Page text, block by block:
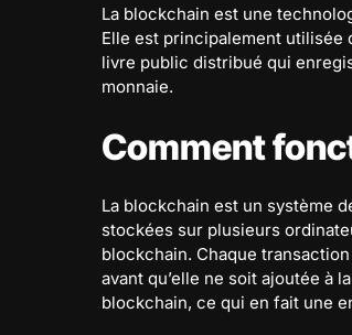
La blockchain est une
Elle est principalement utilisée
livre public distribué qui
monnaie.
Comment
La blockchain est un système
stockées sur plusieurs
blockchain. Chaque
avant qu’elle ne soit ajoutée à
blockchain, ce qui en fait une